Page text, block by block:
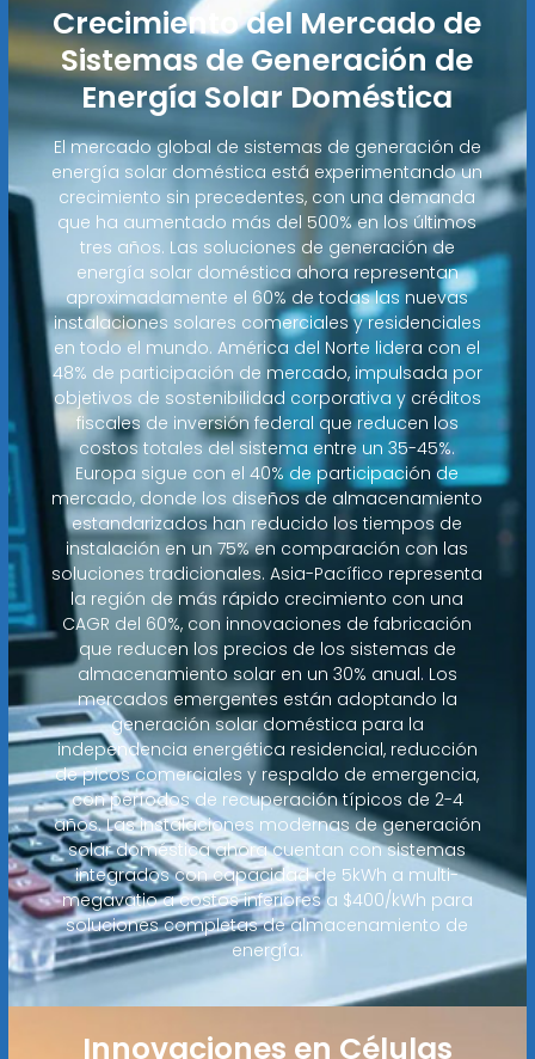
Crecimiento del Mercado de
Sistemas de Generación de
Energía Solar Doméstica
El mercado global de sistemas de generación de
energía solar doméstica está experimentando un
crecimiento sin precedentes, con una demanda
que ha aumentado más del 500% en los últimos
tres años. Las soluciones de generación de
energía solar doméstica ahora representan
aproximadamente el 60% de todas las nuevas
instalaciones solares comerciales y residenciales
en todo el mundo. América del Norte lidera con el
48% de participación de mercado, impulsada por
objetivos de sostenibilidad corporativa y créditos
fiscales de inversión federal que reducen los
costos totales del sistema entre un 35-45%.
Europa sigue con el 40% de participación de
mercado, donde los diseños de almacenamiento
estandarizados han reducido los tiempos de
instalación en un 75% en comparación con las
soluciones tradicionales. Asia-Pacífico representa
la región de más rápido crecimiento con una
CAGR del 60%, con innovaciones de fabricación
que reducen los precios de los sistemas de
almacenamiento solar en un 30% anual. Los
mercados emergentes están adoptando la
generación solar doméstica para la
independencia energética residencial, reducción
de picos comerciales y respaldo de emergencia,
con períodos de recuperación típicos de 2-4
años. Las instalaciones modernas de generación
solar doméstica ahora cuentan con sistemas
integrados con capacidad de 5kWh a multi-
megavatio a costos inferiores a $400/kWh para
soluciones completas de almacenamiento de
energía.
Innovaciones en Células